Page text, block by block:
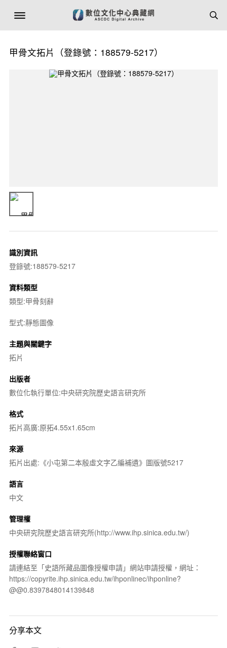
甲骨文拓片（登錄號：188579-5217）
識別資訊
登錄號:188579-5217
資料類型
類型:甲骨刻辭
型式:靜態圖像
主題與關鍵字
拓片
出版者
數位化執行單位:中央研究院歷史語言研究所
格式
拓片高廣:原拓4.55x1.65cm
來源
拓片出處:《小屯第二本殷虛文字乙編補遺》圖版號5217
語言
中文
管理權
中央研究院歷史語言研究所(http://www.ihp.sinica.edu.tw/)
授權聯絡窗口
請連結至「史語所藏品圖像授權申請」網站申請授權，網址：
https://copyrite.ihp.sinica.edu.tw/ihponlinec/ihponline?
@@0.8397848014139848
分享本文